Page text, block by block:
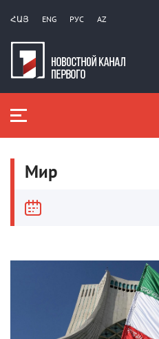
ՀԱՅ ENG РУС AZ
Мир